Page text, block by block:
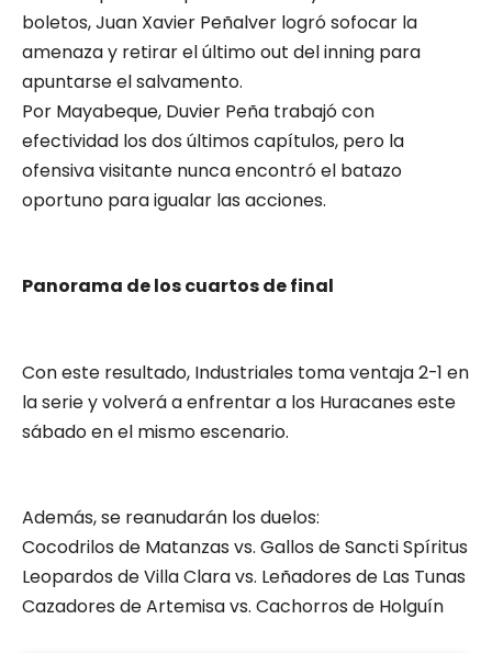
boletos, Juan Xavier Peñalver logró sofocar la
amenaza y retirar el último out del inning para
apuntarse el salvamento.
Por Mayabeque, Duvier Peña trabajó con
efectividad los dos últimos capítulos, pero la
ofensiva visitante nunca encontró el batazo
oportuno para igualar las acciones.
Panorama de los cuartos de final
Con este resultado, Industriales toma ventaja 2-1 en
la serie y volverá a enfrentar a los Huracanes este
sábado en el mismo escenario.
Además, se reanudarán los duelos:
Cocodrilos de Matanzas vs. Gallos de Sancti Spíritus
Leopardos de Villa Clara vs. Leñadores de Las Tunas
Cazadores de Artemisa vs. Cachorros de Holguín